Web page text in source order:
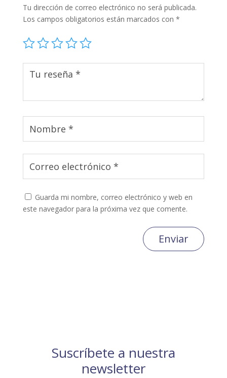
Tu dirección de correo electrónico no será publicada.
Los campos obligatorios están marcados con *
Guarda mi nombre, correo electrónico y web en
este navegador para la próxima vez que comente.
Enviar
Suscríbete a nuestra
newsletter